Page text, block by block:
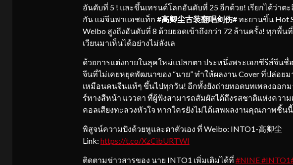
อันดับที่ 5 ! และขึ้นเทรนด์โลกอันดับที่ 25 อีกด้วย! เรียกได้ว่าต
กัน แม่จีนพาแฮชแท็ก #高卿尘古装翻唱剑伤#ทะยานขึ้น Hot
Weibo สูงถึงอันดับที่ 8 ด้วยยอดเข้าถึงกว่า 72 ล้านครั้ง! ทุกพื้น
เวียนมาเห็นได้อย่างไม่ลังเล
ด้วยการแต่งกายในลุคใหม่แปลกตา ประหนึ่งพระเอกซีรีส์จีนชื่
จีนที่ไม่เคยหยุดพัฒนาของ “นาย” ทำให้ผลงาน Cover ที่ปล่อ
เหมือนคนจีนแท้ๆ ขึ้นไปทุกวัน! อีกทั้งยังถ่ายทอดบทเพลงออก
ร์ทางสีหน้า แววตา ที่ผู้ฟังสามารถสัมผัสได้ถึงรสชาติแห่งควา
คอลเสียงทะลวงหัวใจ หากใครยังไม่ได้เสพผลงานคุณภาพชิ้น
พิสูจน์ความปังด้วยหูและตาตัวเอง ที่ Weibo: INTO1-高卿尘
Link: https://t.co/XzCibURTWI
ติดตามข่าวสารของ นาย INTO1 เพิ่มเติมได้ที่ #NINE#INTO1